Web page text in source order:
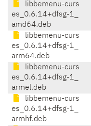
libbemenu-curs
es_0.6.14+dfsg-1_
amd64.deb
libbemenu-curs
es_0.6.14+dfsg-1_
arm64.deb
libbemenu-curs
es_0.6.14+dfsg-1_
armel.deb
libbemenu-curs
es_0.6.14+dfsg-1_
armhf.deb